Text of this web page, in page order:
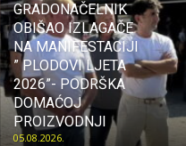
GRADONAČELNIK
OBIŠAO IZLAGAČE
NA MANIFESTACIJI
” PLODOVI LJETA
2026”- PODRŠKA
DOMAĆOJ
PROIZVODNJI
05.08.2026.